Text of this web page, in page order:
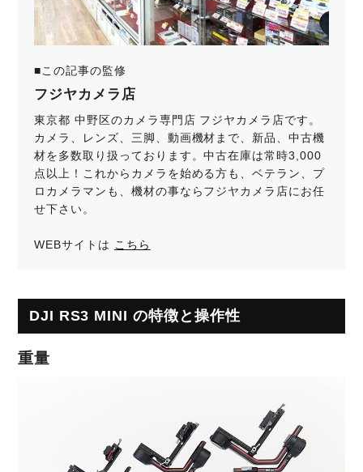
■この記事の監修
フジヤカメラ店
東京都 中野区のカメラ専門店 フジヤカメラ店です。
カメラ、レンズ、三脚、動画機材まで、新品、中古機
材を多数取り扱っております。中古在庫は常時3,000
点以上！これからカメラを始める方も、ベテラン、プ
ロカメラマンも、機材の事ならフジヤカメラ店にお任
せ下さい。
WEBサイトは こちら
DJI RS3 MINI の特徴と操作性
重量